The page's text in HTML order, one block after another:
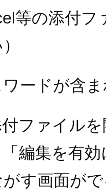
等の添付
ワードが含
付ファイル
編集を有
す画面が